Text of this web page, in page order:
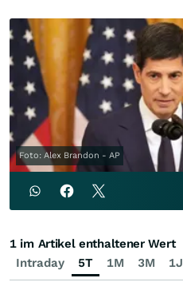
Foto: Alex Brandon - AP
Intraday 5T 1M 3M 1J
1 im Artikel enthaltener Wert